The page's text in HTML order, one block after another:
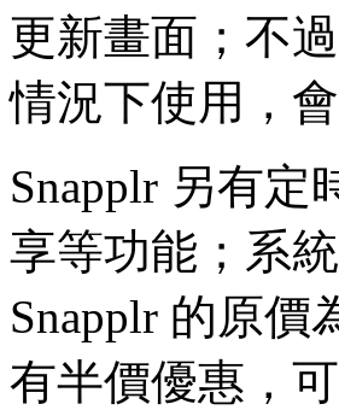
更新畫面；不
情況下使用，
Snapplr 另有定
享等功能；系
Snapplr 的原
有半價優惠，